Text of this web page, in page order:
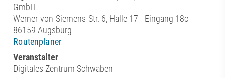
GmbH
Werner-von-Siemens-Str. 6, Halle 17 - Eingang 18c
86159 Augsburg
Routenplaner
Veranstalter
Digitales Zentrum Schwaben